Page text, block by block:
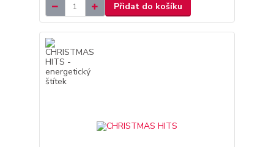
Přidat do košíku